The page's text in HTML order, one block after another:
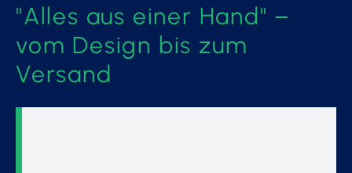
"Alles aus einer Hand" –
vom Design bis zum
Versand